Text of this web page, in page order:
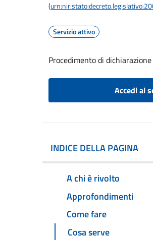
(
Servizio attivo
Procedimento di
Accedi al
INDICE DELLA PAGINA
A chi è rivolto
Approfondimenti
Come fare
Cosa serve